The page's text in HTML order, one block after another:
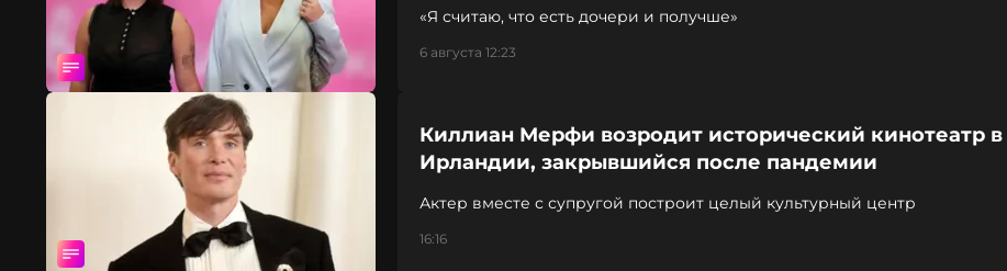
«Я считаю, что есть дочери и получше»
6 августа 12:23
Киллиан Мерфи возродит исторический кинотеатр в
Ирландии, закрывшийся после пандемии
Актер вместе с супругой построит целый культурный центр
16:16